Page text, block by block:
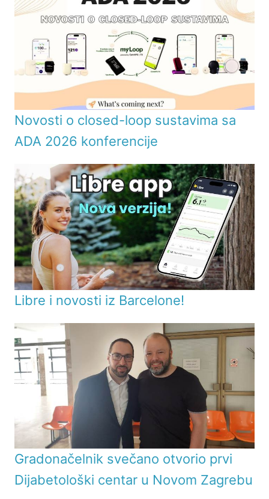
Novosti o closed-loop sustavima sa
ADA 2026 konferencije
Libre i novosti iz Barcelone!
Gradonačelnik svečano otvorio prvi
Dijabetološki centar u Novom Zagrebu